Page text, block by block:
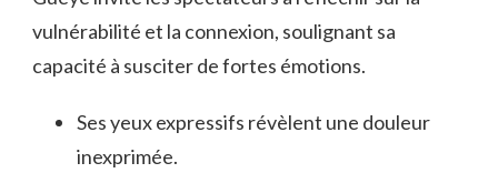
vulnérabilité et la connexion, soulignant sa
capacité à susciter de fortes émotions.
Ses yeux expressifs révèlent une douleur
inexprimée.